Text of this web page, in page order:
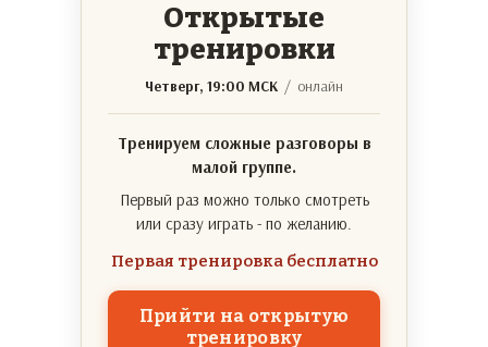
Открытые
тренировки
Четверг, 19:00 МСК / онлайн
Тренируем сложные разговоры в
малой группе.
Первый раз можно только смотреть
или сразу играть - по желанию.
Первая тренировка бесплатно
Прийти на открытую
тренировку